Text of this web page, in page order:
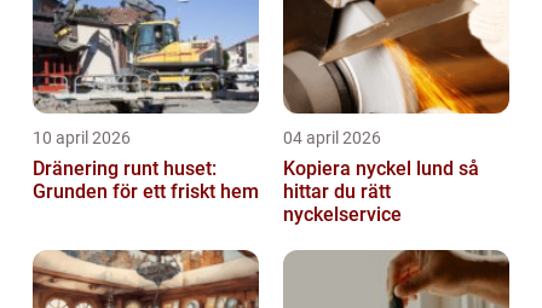
10 april 2026
Dränering runt huset:
Grunden för ett friskt hem
04 april 2026
Kopiera nyckel lund så
hittar du rätt
nyckelservice